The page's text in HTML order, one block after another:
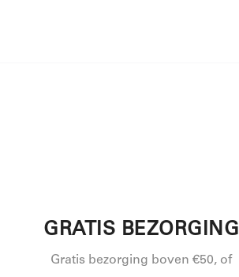
GRATIS BEZORGING
Gratis bezorging boven €50, of